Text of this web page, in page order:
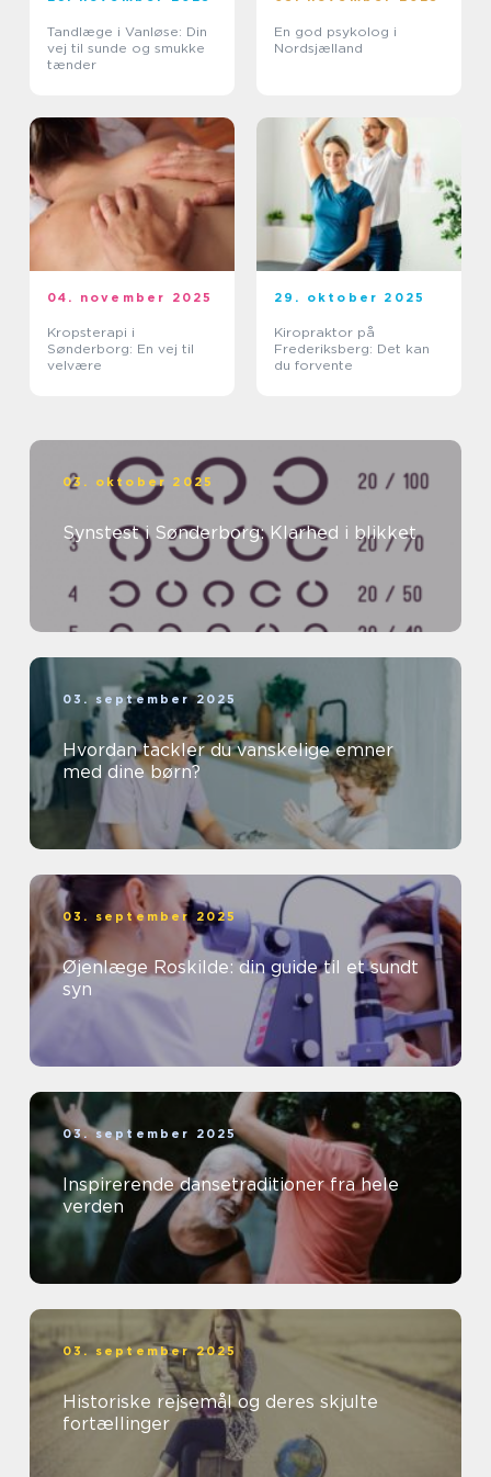
Tandlæge i Vanløse: Din
vej til sunde og smukke
tænder
En god psykolog i
Nordsjælland
04. november 2025
Kropsterapi i
Sønderborg: En vej til
velvære
29. oktober 2025
Kiropraktor på
Frederiksberg: Det kan
du forvente
03. oktober 2025
Synstest i Sønderborg: Klarhed i blikket
03. september 2025
Hvordan tackler du vanskelige emner
med dine børn?
03. september 2025
Øjenlæge Roskilde: din guide til et sundt
syn
03. september 2025
Inspirerende dansetraditioner fra hele
verden
03. september 2025
Historiske rejsemål og deres skjulte
fortællinger